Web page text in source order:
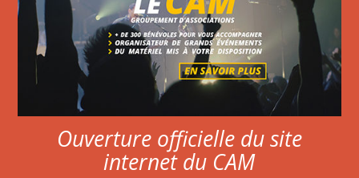
Ouverture officielle du site
internet du CAM